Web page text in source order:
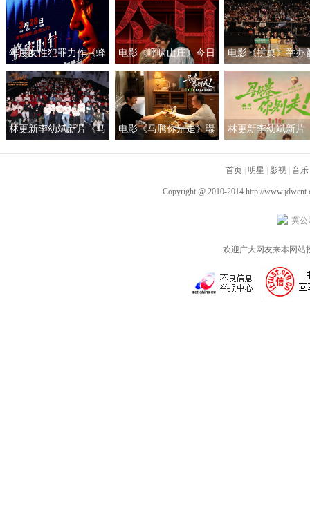
年度女性犯罪力作《蜂
蜜的针》定档3月28日
绝版影后阵容癫
电影《呼啸山庄》今日
上映
电影《拼桌》举办
礼及路演 白色情人
约搭子稳稳幸福
林更新李幼斌新片《马
电影《马腾你别走》曝
生“新地图”
林更新李幼斌新片
首页 明星 影视 音乐
Copyright @ 2010-2014 http://
冀公
欢迎广大网友来本网站